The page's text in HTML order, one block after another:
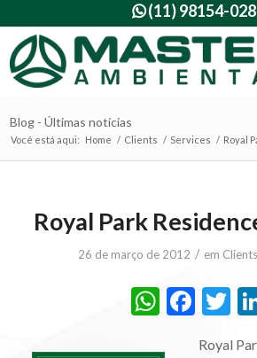
(11) 98154-
Blog - Últimas notícias
Você está aqui: Home / Clients / Services / Royal
Royal Park
26 de março de 2012 / em Clients
Royal